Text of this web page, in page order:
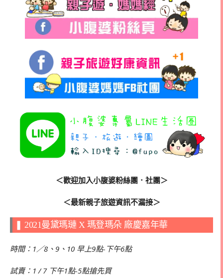
＜歡迎加入小腹婆粉絲團．社團＞
＜最新親子旅遊資訊不漏接＞
❚ 2021曼黛瑪璉 X 瑪登瑪朵 廠慶嘉年華
時間：1／8、9、10 早上9點-下午6點
試賣：1 / 7 下午1點-5點搶先買